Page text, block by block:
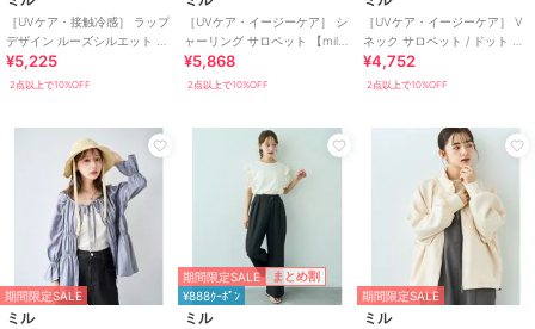
［UVケア・接触冷感］ ラップ
デザイン ルーズシルエット パ
ンツ 【mil/ミル】
¥5,225
2点以上で10%OFF
［UVケア・イージーケア］ シ
ャーリング サロペット 【mil/
ミル】
¥5,868
2点以上で10%OFF
［UVケア・イージーケア］ V
ネック サロペット / ドット 無
地 【mil/ミル】
¥4,752
2点以上で10%OFF
期間限定SALE
ミル
期間限定SALE まとめ割
¥888ｸｰﾎﾟﾝ
ミル
期間限定SALE
ミル